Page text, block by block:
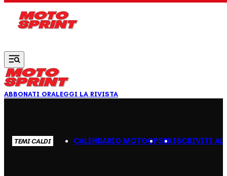
ABBONATI ORALEGGI LA RIVISTA
TEMI CALDI CALENDARIO MOTOGPSBKISCRIVITI AL